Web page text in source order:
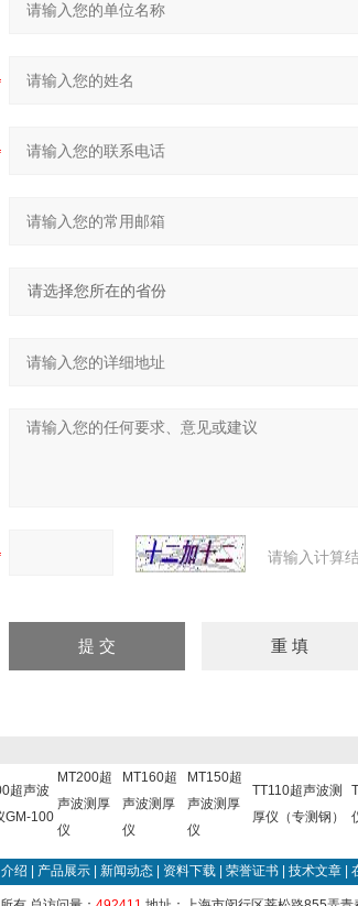
请输入计算
超声波
GM-100
MT200超
声波测厚
仪
MT160超
声波测厚
仪
MT150超
声波测厚
仪
TT110超声波测
厚仪（专测钢）
绍 产品展示 新闻动态 资料下载 荣誉证书 技术文章